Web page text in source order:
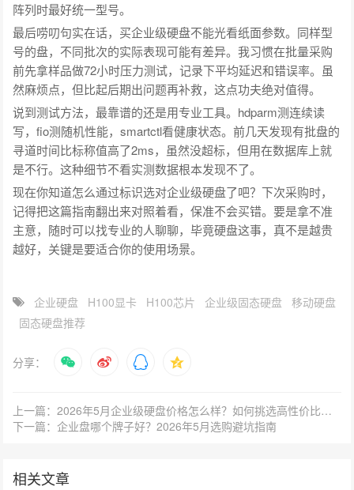
阵列时最好统一型号。
最后唠叨句实在话，买企业级硬盘不能光看纸面参数。同样型
号的盘，不同批次的实际表现可能有差异。我习惯在批量采购
前先拿样品做72小时压力测试，记录下平均延迟和错误率。虽
然麻烦点，但比起后期出问题再补救，这点功夫绝对值得。
说到测试方法，最靠谱的还是用专业工具。hdparm测连续读
写，fio测随机性能，smartctl看健康状态。前几天发现有批盘的
寻道时间比标称值高了2ms，虽然没超标，但用在数据库上就
是不行。这种细节不看实测数据根本发现不了。
现在你知道怎么通过标识选对企业级硬盘了吧？下次采购时，
记得把这篇指南翻出来对照着看，保准不会买错。要是拿不准
主意，随时可以找专业的人聊聊，毕竟硬盘这事，真不是越贵
越好，关键是要适合你的使用场景。
企业硬盘 H100显卡 H100芯片 企业级固态硬盘
移动硬盘
固态硬盘推荐
分享：
上一篇：2026年5月企业级硬盘价格怎么样？如何挑选高性价比型号？
下一篇：企业盘哪个牌子好？2026年5月选购避坑指南
相关文章